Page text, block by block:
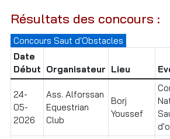
Résultats des concours :
Concours Saut d'Obstacles
Date
Début Organisateur Lieu
24-
05-
2026
Ass. Alforssan
Equestrian
Club
Borj
Youssef